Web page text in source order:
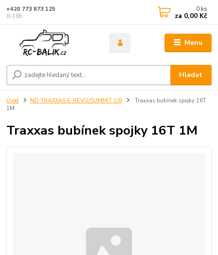
Menu
Hledat
+420 773 873 125
8-18h
0 ks
za 0,00 Kč
Úvod ND TRAXXAS E-REVO/SUMMIT 1/8
Traxxas bubínek spojky 16T
1M
Traxxas bubínek spojky 16T 1M